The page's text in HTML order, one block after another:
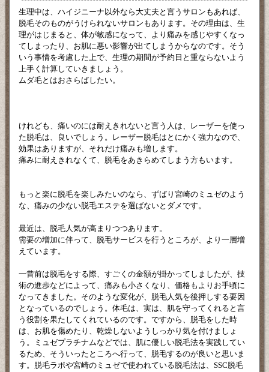
生理中は、ハイジニーナ以外なら大丈夫と言うサロンもあれば、
脱毛そのものがうけられないサロンもあります。その理由は、生
理がはじまると、体が敏感になって、より痛みを感じやすくなっ
てしまったり、お肌に悪い影響が出てしまうからなのです。そう
いう事情を考慮した上で、生理の期間が予約日と重ならないよう
上手く計算していきましょう。
ムダ毛とはおさらばしたい。
けれども、痛いのには耐えきれないと言う人は、レーザーを使っ
た脱毛は、良いでしょう。レーザー脱毛はとにかく強力なので、
効果はありますが、それだけ痛みも増します。
痛みに耐えきれなくて、脱毛をあきらめてしまう方もいます。
もっと楽に脱毛を楽しみたいのなら、ずばり宮崎のミュゼのよう
な、痛みの少ない脱毛エステを選ばないとダメです。
最近は、脱毛人気が高まりつつあります。
需要の増加に伴って、脱毛サービスを行うところが、より一層増
えています。
一昔前は脱毛をする際、すごくの金額が掛かってしましたが、技
術の進歩などによって、痛みも小さくなり、価格もよりお手頃に
なってきました。そのような変化が、脱毛人気を後押しする要因
となっているのでしょう。体毛は、実は、肌を守ってくれると言
う役割を果たしてくれているのです。ですから、脱毛をした時
は、お肌を傷めたり、乾燥しないようしっかり気を付けましょ
う。ミュゼプラチナムなどでは、肌に優しい脱毛法を実践してい
るため、そういったところへ行って、脱毛するのが良いと思いま
す。脱毛ラボや宮崎のミュゼで使われている脱毛法は、SSC脱毛